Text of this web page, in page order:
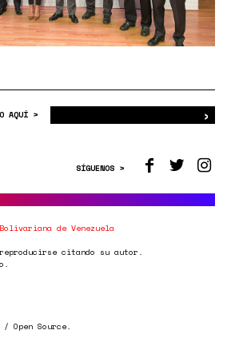
AQUÍ > ›
SÍGUENOS >
de Venezuela
citando su autor.
Open Source.